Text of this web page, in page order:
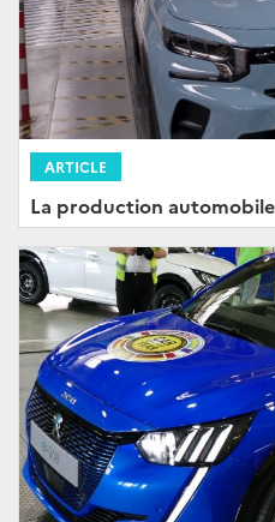
ARTICLE
La production